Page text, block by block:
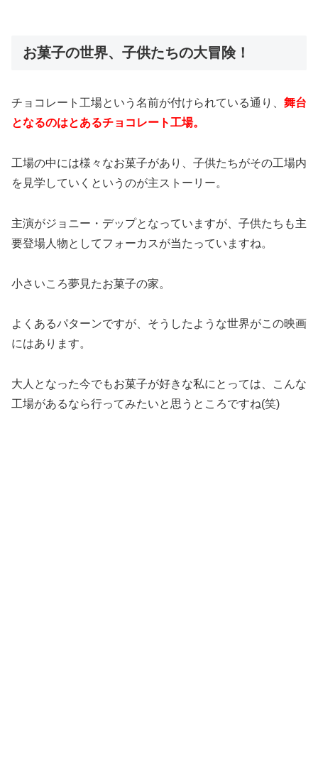
お菓子の世界、子供たちの大冒険！
チョコレート工場という名前が付けられている通り、 舞台
となるのはとあるチョコレート工場。
工場の中には様々なお菓子があり、子供たちがその工場内
を見学していくというのが主ストーリー。
主演がジョニー・デップとなっていますが、子供たちも主
要登場人物としてフォーカスが当たっていますね。
小さいころ夢見たお菓子の家。
よくあるパターンですが、そうしたような世界がこの映画
にはあります。
大人となった今でもお菓子が好きな私にとっては、こんな
工場があるなら行ってみたいと思うところですね(笑)